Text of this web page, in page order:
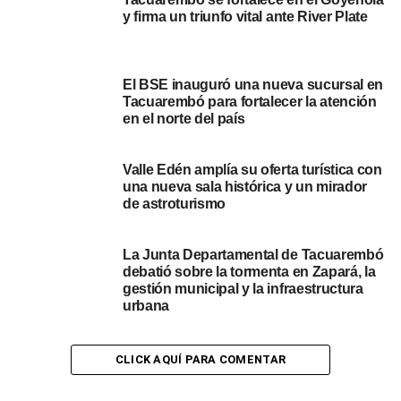
política de la Udelar de descentralizar la educación
pública. Actualmente, la sede alberga a cerca de 1.000
estudiantes y cuenta con un flujo constante de 200
y firma un triunfo vital ante River Plate
El BSE inauguró una nueva sucursal en
Tacuarembó para fortalecer la atención
en el norte del país
Valle Edén amplía su oferta turística con
una nueva sala histórica y un mirador
de astroturismo
La Junta Departamental de Tacuarembó
debatió sobre la tormenta en Zapará, la
gestión municipal y la infraestructura
urbana
CLICK AQUÍ PARA COMENTAR